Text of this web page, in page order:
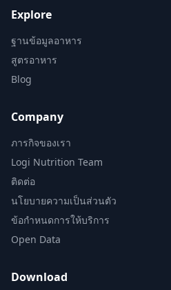
Explore
ฐานข้อมูลอาหาร
สูตรอาหาร
Blog
Company
ภารกิจของเรา
Logi Nutrition Team
ติดต่อ
นโยบายความเป็นส่วนตัว
ข้อกำหนดการให้บริการ
Open Data
Download